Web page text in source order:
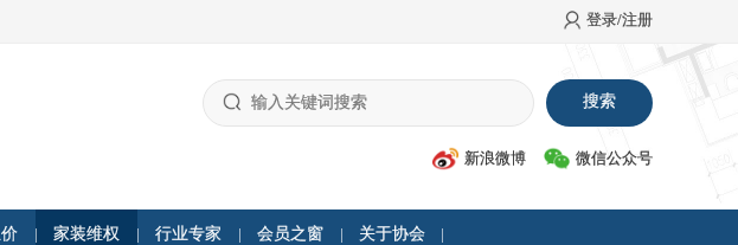
登录/注册
新浪微博 微信公众号
家装维权 行业专家 会员之窗 关于协会